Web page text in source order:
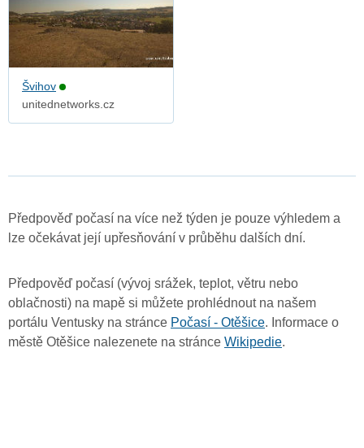
Švihov
unitednetworks.cz
Předpověď počasí na více než týden je pouze výhledem a
lze očekávat její upřesňování v průběhu dalších dní.
Předpověď počasí (vývoj srážek, teplot, větru nebo
oblačnosti) na mapě si můžete prohlédnout na našem
portálu Ventusky na stránce Počasí - Otěšice. Informace o
městě Otěšice nalezenete na stránce Wikipedie.